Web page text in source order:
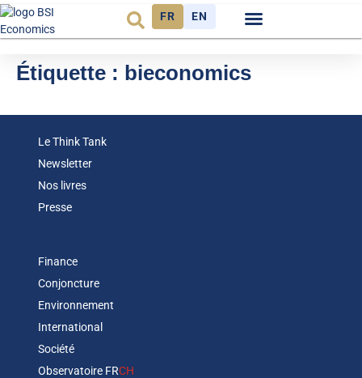
FR EN
Étiquette : bieconomics
Le Think Tank
Newsletter
Nos livres
Presse
Finance
Conjoncture
Environnement
International
Société
Observatoire FRCH